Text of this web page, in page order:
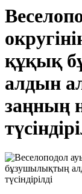
құқық
алдын
заңның